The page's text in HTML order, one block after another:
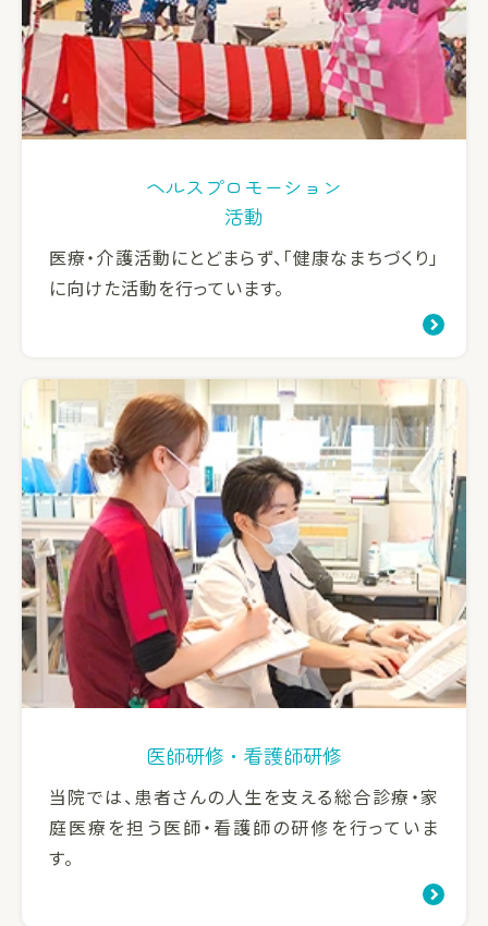
ヘルスプロモーション
活動
医療・介護活動にとどまらず、「健康なまちづくり」
に向けた活動を行っています。
医師研修・看護師研修
当院では、患者さんの人生を支える総合診療・家
庭医療を担う医師・看護師の研修を行っていま
す。